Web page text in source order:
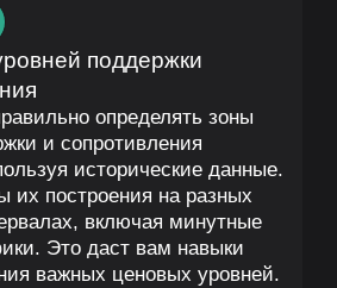
с уровнями в реальных
Как ловить